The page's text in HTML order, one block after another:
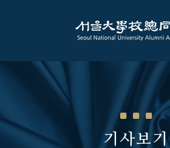
기사보기